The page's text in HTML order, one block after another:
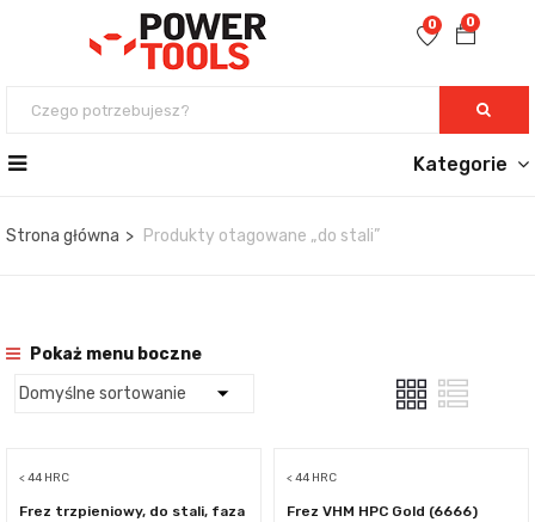
0
0
Kategorie
Strona główna Produkty otagowane „do stali”
Pokaż menu boczne
< 44 HRC
Frez trzpieniowy, do stali, faza
< 44 HRC
Frez VHM HPC Gold (6666)